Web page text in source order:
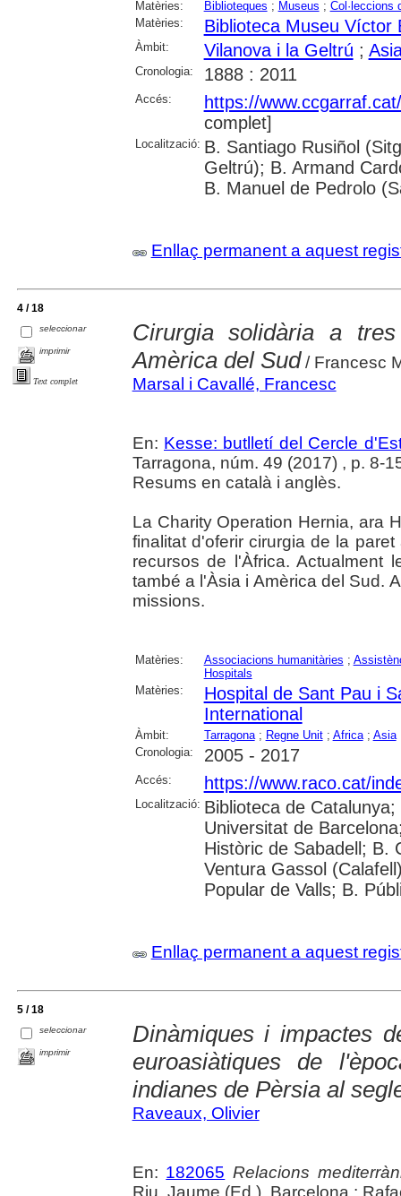
Matèries: Biblioteques ; Museus ; Col·leccions
Matèries:
Biblioteca Museu Víctor
Àmbit: Vilanova i la Geltrú ;
Cronologia: 1888 : 2011
Accés:
https://
complet]
Localització: B. Santiago Rusiñol
Geltrú); B. Armand
B. Manuel de Pedrolo
Enllaç permanent a aquest
4 / 18
seleccionar
imprimir
Text complet
Cirurgia solidària a
Amèrica del Sud/ Francesc
Marsal i Cavallé, Francesc
En: Kesse: butlletí del Cercle
Tarragona, núm. 49 (2017) , p. 8-
Resums en català i anglès.
La Charity Operation Hernia, ara
finalitat d'oferir cirurgia de la
recursos de l'Àfrica. Actualment
també a l'Àsia i Amèrica del Sud.
missions.
Matèries: Associacions humanitàries ;
Hospitals
Matèries:
Hospital de Sant Pau i
International
Àmbit: Tarragona; Regne Unit; Africa; Asia
Cronologia:
2005 - 2017
Accés: https://www.raco.cat/
Localització: Biblioteca de
Universitat de
Històric de Sabadell; B.
Ventura Gassol
Popular de Valls; B.
Enllaç permanent a aquest
5 / 18
seleccionar
imprimir
Dinàmiques i impactes
euroasiàtiques de
indianes de Pèrsia al
Raveaux, Olivier
En: 182065 Relacions